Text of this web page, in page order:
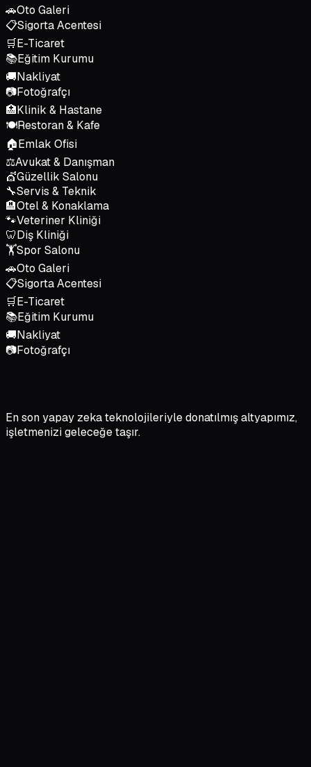
🚗Oto Galeri
📋Sigorta Acentesi
🛒E-Ticaret
📚Eğitim Kurumu
🚚Nakliyat
📷Fotoğrafçı
🏥Klinik & Hastane
🍽️Restoran & Kafe
🏠Emlak Ofisi
⚖️Avukat & Danışman
💇Güzellik Salonu
🔧Servis & Teknik
🏨Otel & Konaklama
🐾Veteriner Kliniği
🦷Diş Kliniği
🏋️Spor Salonu
🚗Oto Galeri
📋Sigorta Acentesi
🛒E-Ticaret
📚Eğitim Kurumu
🚚Nakliyat
📷Fotoğrafçı
En son yapay zeka teknolojileriyle donatılmış altyapımız,
işletmenizi geleceğe taşır.